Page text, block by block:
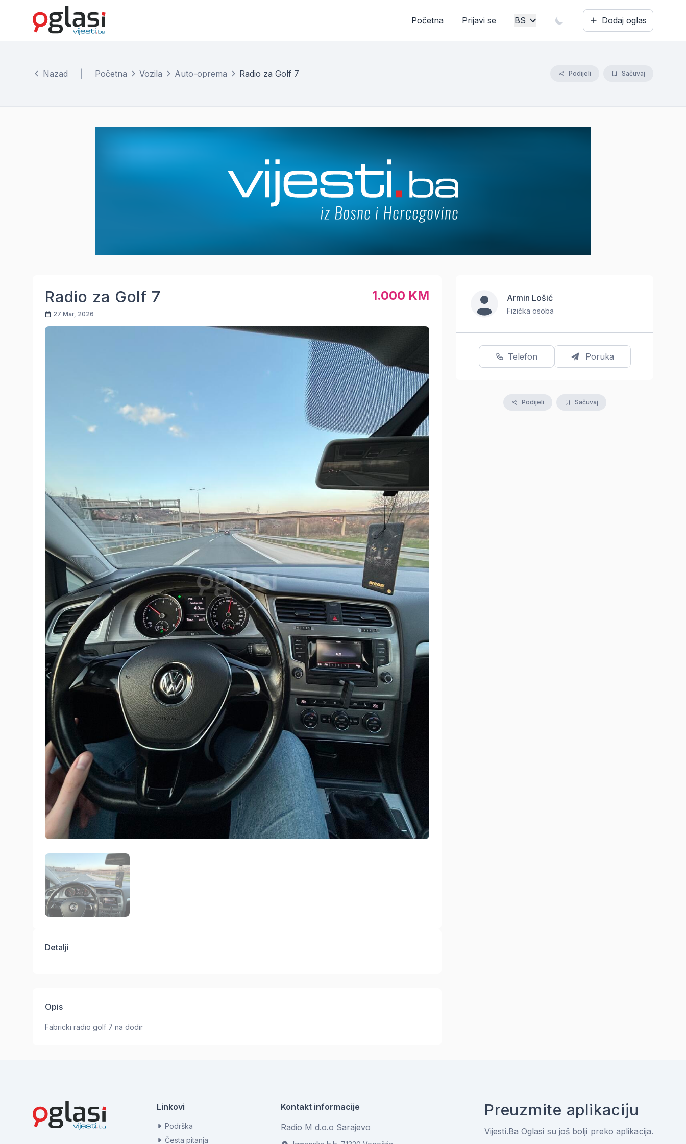
Početna Prijavi se BS Dodaj oglas
Nazad Početna Vozila Auto-oprema Radio za Golf 7 Podijeli Sačuvaj
Radio za Golf 7
27 Mar, 2026
1.000 KM
Detalji
Opis
Fabricki radio golf 7 na dodir
Armin Lošić
Fizička osoba
Telefon Poruka
Podijeli Sačuvaj
Linkovi
Podrška
Česta pitanja
Kontakt informacije
Radio M d.o.o Sarajevo
Preuzmite aplikaciju
Vijesti.Ba Oglasi su još bolji preko aplikacija.